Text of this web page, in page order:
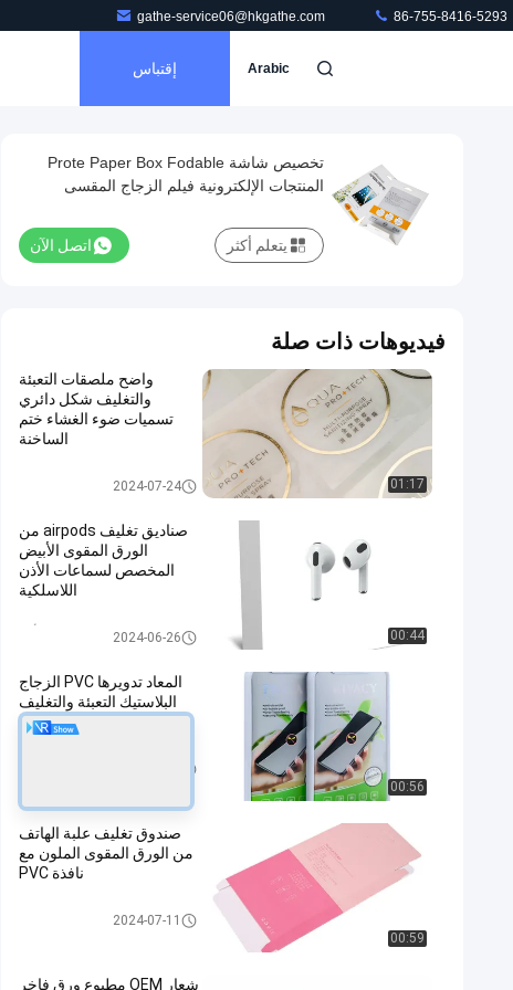
gathe-service06@hkgathe.com 86-755-8416-5293
Arabic إقتباس
تخصيص شاشة Prote Paper Box Fodable
المنتجات الإلكترونية فيلم الزجاج المقسى
اتصل الآن يتعلم أكثر
فيديوهات ذات صلة
01:17
واضح ملصقات التعبئة
والتغليف شكل دائري
تسميات ضوء الغشاء ختم
الساخنة
ملصقات التعبئة والتغليف
2024-07-24
00:44
صناديق تغليف airpods من
الورق المقوى الأبيض
المخصص لسماعات الأذن
اللاسلكية
صندوق تغليف سماعة الأذن
2024-06-26
00:56
المعاد تدويرها PVC الزجاج
البلاستيك التعبئة والتغليف
التجزئة الطباعة المخصصة
00:59
صندوق تغليف علبة الهاتف
من الورق المقوى الملون مع
نافذة PVC
تغليف واقي الشاشة2024-07-11
شعار OEM مطبوع ورق فاخر